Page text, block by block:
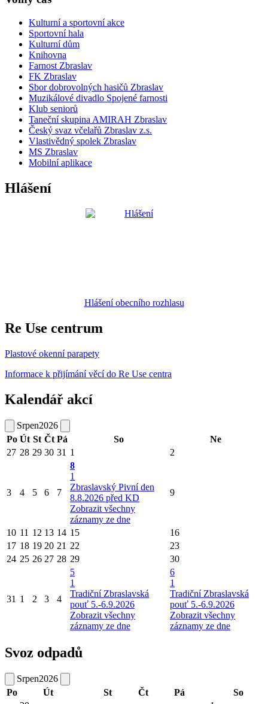
Kulturní a sportovní akce
Sportovní hala
Kulturní dům
Knihovna
Farnost Zbraslav
FK Zbraslav
Sbor dobrovolných hasičů Zbraslav
Muzikálové divadlo Spojené farnosti
Klub seniorů
Taneční skupina AMIRAH Zbraslav
Český svaz včelařů Zbraslav z.s.
Vlastivědný spolek Zbraslav
MS Zbraslav
Mobilní aplikace
Hlášení
Hlášení obecního rozhlasu
Re Use centrum
Plastové okenní parapety
Informace k přijímání věcí do Re Use centra
Kalendář akcí
Srpen2026
Po Út St Čt Pá So
Ne
27 28 29 30 31 1 2
3 4 5 6 7
8
1
Zbraslavský Pivní den
8.8.2026 před KD
Zobrazit všechny
záznamy ze dne
9
10 11 12 13 14 15
16
17 18 19 20 21 22
23
24 25 26 27 28 29 30
31 1 2 3 4
5
1
Tradiční Zbraslavská
pouť 5.-6.9.2026
Zobrazit všechny
záznamy ze dne
6
1
Tradiční Zbraslavská
pouť 5.-6.9.2026
Zobrazit všechny
záznamy ze dne
Svoz odpadů
Srpen2026
Po
Út St Čt Pá So